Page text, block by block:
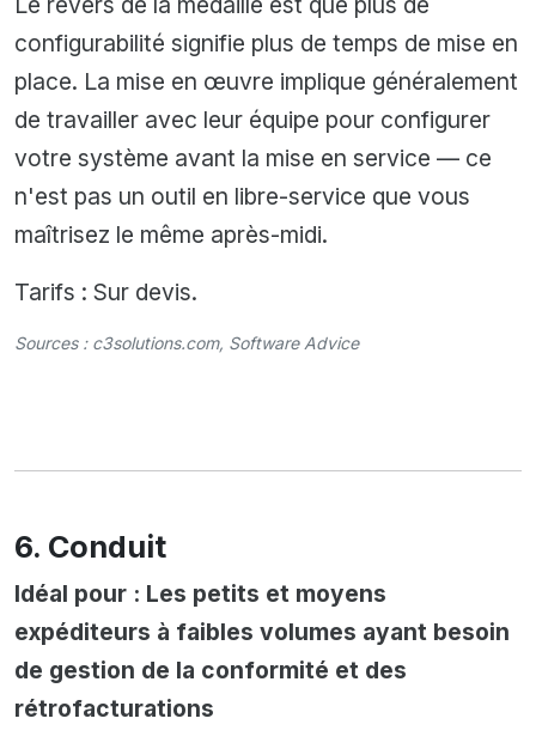
configurabilité signifie plus de temps de mise en
place. La mise en œuvre implique généralement
de travailler avec leur équipe pour configurer
votre système avant la mise en service — ce
n'est pas un outil en libre-service que vous
maîtrisez le même après-midi.
Tarifs : Sur devis.
Sources : c3solutions.com, Software Advice
6. Conduit
Idéal pour : Les petits et moyens
expéditeurs à faibles volumes ayant besoin
de gestion de la conformité et des
rétrofacturations